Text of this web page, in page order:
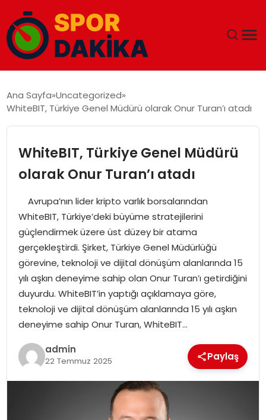
GÜNDEM
DÜNYA
EĞITIM
EKONOMI
MAGAZIN
SAĞLIK
SIYASET
SPOR
TEKNOLOJI
Ana Sayfa Uncategorized
WhiteBIT, Türkiye Genel Müdürü olarak Onur Turan’ı atadı
WhiteBIT, Türkiye Genel Müdürü
olarak Onur Turan’ı atadı
Avrupa’nın lider kripto varlık borsalarından
WhiteBIT, Türkiye’deki büyüme stratejilerini
güçlendirmek üzere üst düzey bir atama
gerçekleştirdi. Şirket, Türkiye Genel Müdürlüğü
görevine, teknoloji ve dijital dönüşüm alanlarında 15
yılı aşkın deneyime sahip olan Onur Turan’ı getirdiğini
duyurdu. WhiteBIT’in yaptığı açıklamaya göre,
teknoloji ve dijital dönüşüm alanlarında 15 yılı aşkın
deneyime sahip Onur Turan, WhiteBIT…
admin
22 Temmuz 2025 Paylaş